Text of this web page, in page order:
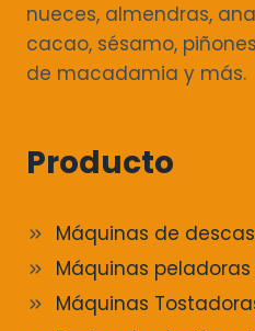
nueces, almendras,
cacao, sésamo,
de macadamia y más.
Producto
Máquinas de
Máquinas
Máquinas